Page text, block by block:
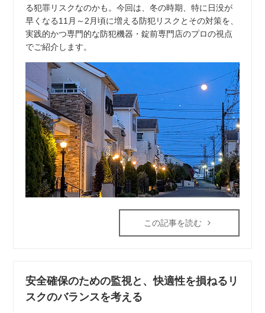
る犯罪リスクなのかも。今回は、冬の時期、特に日没が
早くなる11月～2月頃に増える防犯リスクとその対策を、
実践的かつ専門的な防犯機器・錠前専門店のプロの視点
でご紹介します。
この記事を読む
安全確保のための監視と、快適性を損ねるリ
スクのバランスを考える